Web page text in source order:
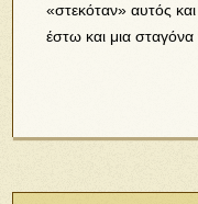
«στεκόταν» αυτός
έστω και μια